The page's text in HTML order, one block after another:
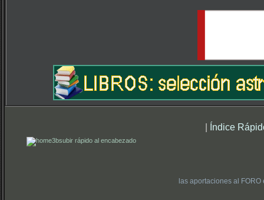
| Índice
subir rápido al encabezado
las aportaciones al